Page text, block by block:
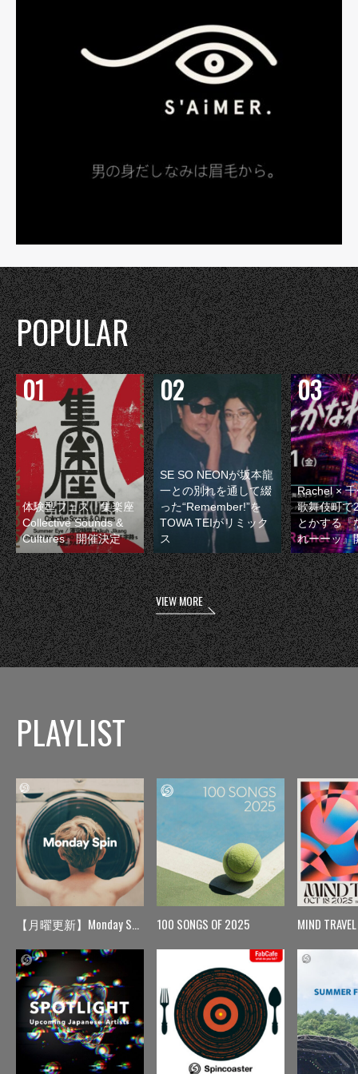
POPULAR
体験型フェス『集楽座
Collective Sounds &
Cultures』開催決定
SE SO NEONが坂本龍
一との別れを通して綴
った“Remember!”を
TOWA TEIがリミック
ス
Rachel ×
歌舞伎町で
とかする『
れーーッ』
VIEW MORE
PLAYLIST
【月曜更新】Monday Spin 100 SONGS OF 2025 MIND TRAVEL